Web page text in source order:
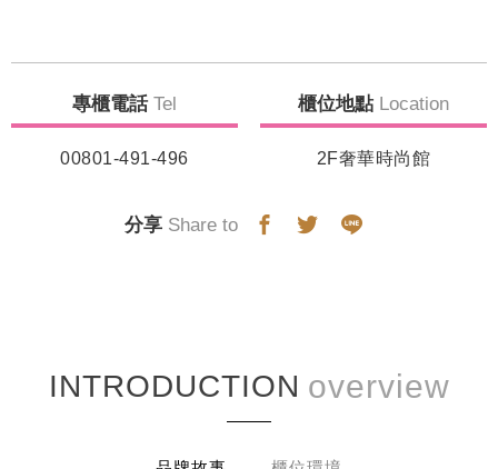
專櫃電話 Tel
00801-491-496
櫃位地點 Location
2F奢華時尚館
分享 Share to
INTRODUCTION